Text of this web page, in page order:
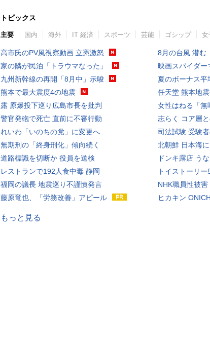
トピックス
主要 国内 海外 IT 経済 スポーツ 芸能 ゴシップ 女
高市氏のPV風視察動画 立憲激怒
家の隣が民泊「トラウマなった」
九州新幹線の再開「8月中」示唆
熊本で最大震度4の地震
露 原爆投下巡り広島市長を批判
警官発砲で死亡 直前に不審行動
れいわ「いのちの党」に変更へ
無期刑の「終身刑化」傾向続く
道路標識を切断か 役員を送検
レストランで192人食中毒 静岡
福岡の議長 地震巡り不謹慎発言
藤原竜也、「労務改善」アピール
8月の台風 潜む
映画スパイダー
夏のボーナス平
任天堂 熊本地
女性はねる「無
志らく コア層
司法試験 受験
北朝鮮 日本海
ドンキ露店 う
トイストーリ
NHK職員性被
ヒカキン
もっと見る